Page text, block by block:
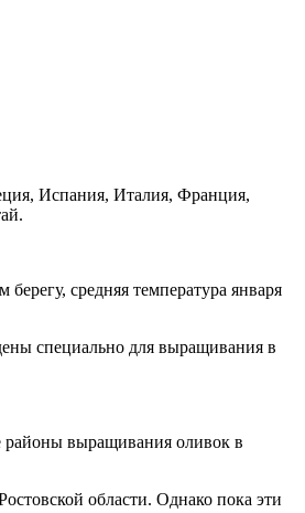
Испания, Италия, Франция,
средняя температура января
специально для выращивания в
районы выращивания оливок в
области. Однако пока эти